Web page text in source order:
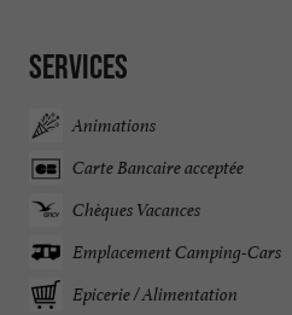
Services
Animations
Carte Bancaire acceptée
Chèques Vacances
Emplacement Camping-Cars
Epicerie / Alimentation